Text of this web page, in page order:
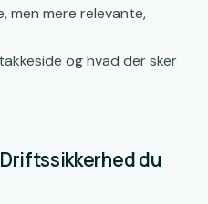
men mere relevante,
og hvad der sker
du